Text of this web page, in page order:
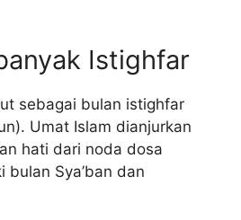
Istighfar
sebagai bulan istighfar
Umat Islam dianjurkan
hati dari noda dosa
bulan Sya’ban dan